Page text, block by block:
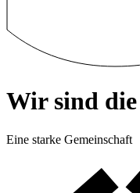
Wir sind die
Eine starke Gemeinschaft